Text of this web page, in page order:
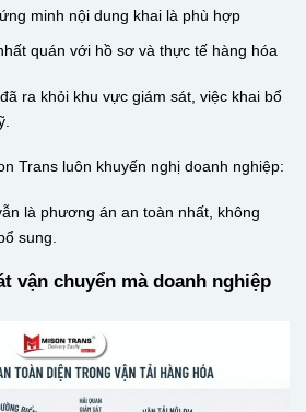
minh nội dung khai là phù hợp
quán với hồ sơ và thực tế hàng hóa
ra khỏi khu vực giám sát, việc khai bổ
Trans luôn khuyến nghị doanh nghiệp:
là phương án an toàn nhất, không
sung.
vận chuyển mà doanh nghiệp